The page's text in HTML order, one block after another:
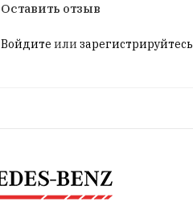
Оставить отзыв
Войдите или зарегистрируйтесь